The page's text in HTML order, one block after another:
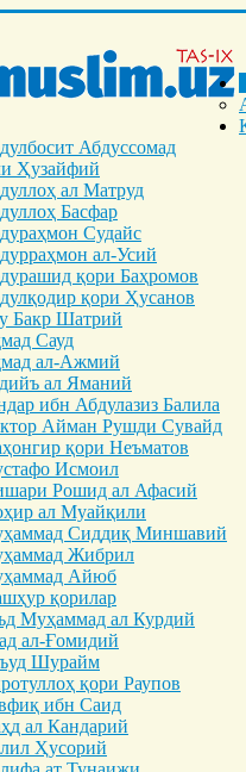
Абдуссомад
Ҳузайфий
ал Матруд
Басфар
Судайс
ал-Усий
қори Баҳромов
қори Ҳусанов
Бакр Шатрий
Сауд
ал-Ажмий
ал Яманий
ибн Абдулазиз Балила
Айман Рушди Сувайд
қори Неъматов
Исмоил
Рошид ал Афасий
ал Муайқили
Cиддиқ Миншавий
Жибрил
Айюб
қорилар
Муҳаммад ал Курдий
ал-Ғомидий
Шурайм
қори Раупов
ибн Саид
ал Кандарий
Ҳусорий